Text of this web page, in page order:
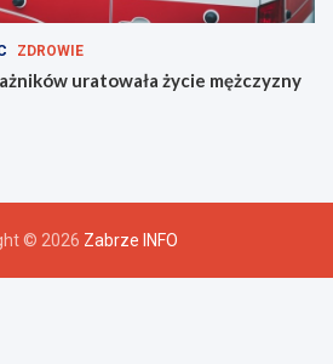
ZDROWIE
uratowała życie mężczyzny
© 2026 Zabrze INFO